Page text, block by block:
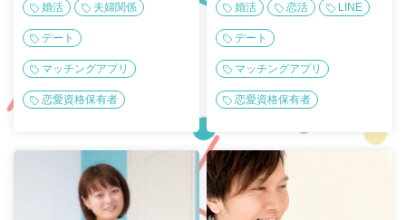
婚活 夫婦関係
デート
マッチングアプリ
恋愛資格保有者
婚活 恋活 LINE
デート
マッチングアプリ
恋愛資格保有者